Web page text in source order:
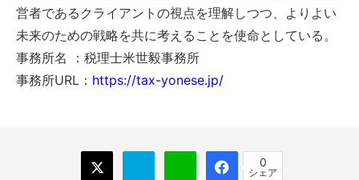
営者であるクライアントの視点を理解しつつ、よりよい
未来のための戦略を共に考えることを使命としている。
事務所名 ：税理士米世毅事務所
事務所URL： https://tax-yonese.jp/
0
シェア